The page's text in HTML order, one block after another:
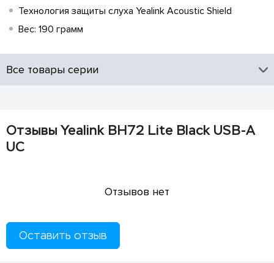
Технология защиты слуха Yealink Acoustic Shield
Вес: 190 грамм
Все товары серии
Отзывы Yealink BH72 Lite Black USB-A
UC
Отзывов нет
Оставить отзыв